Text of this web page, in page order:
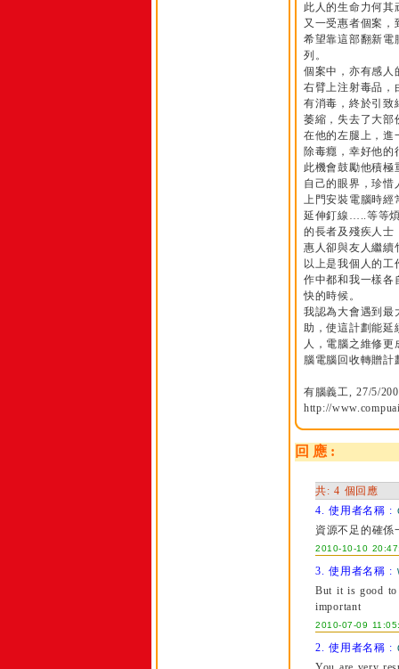
此人的生命力何其
又一受惠者個案，
希望靠這部翻新電
列。
個案中，亦有感人
右臂上注射毒品，
有消毒，終於引致
萎縮，失去了大部
在他的左腿上，進
除毒癮，幸好他的
此機會鼓勵他積極
自己的眼界，珍惜
上門安裝電腦時經
延伸釘線…..等等
的長者及殘疾人士
惠人卻與友人繼續
以上是我個人的
作中都和我一樣各
快的時候。
我認為大會遇到最
助，使這計劃能延
人，電腦之維修
腦電腦回收轉贈計
有腦義工, 27/5/
http://
回 應 :